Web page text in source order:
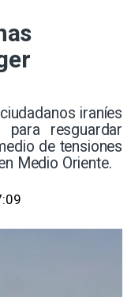
iraníes
para resguardar
de tensiones
Medio Oriente.